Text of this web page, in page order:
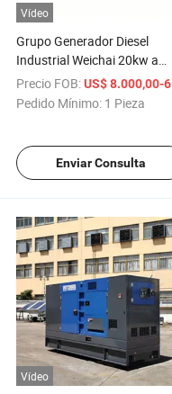
/ Pieza
Vídeo
Grupo Generador Diesel
Industrial Weichai 20kw a
2000kw para Aplicaciones
Comerciales y Marinas
Precio FOB: US$ 8.000,00-60.000,00
Pedido Mínimo: 1 Pieza
Enviar Consulta
Vídeo